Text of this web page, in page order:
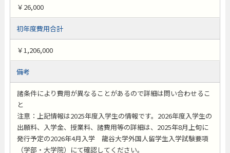
￥26,000
初年度費用合計
￥1,206,000
備考
諸条件により費用が異なることがあるので詳細は問い合わせるこ
と
注意：上記情報は2025年度入学生の情報です。2026年度入学生の
出願料、入学金、授業料、諸費用等の詳細は、2025年8月上旬に
発行予定の2026年4月入学 龍谷大学外国人留学生入学試験要項
（学部・大学院）にて確認してください。